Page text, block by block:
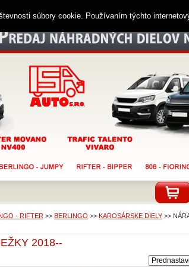
- RIFTER >> BERLINGO >> KAROSÁRSKE DIELY >>
2018--
súbory cookie. Používaním týchto